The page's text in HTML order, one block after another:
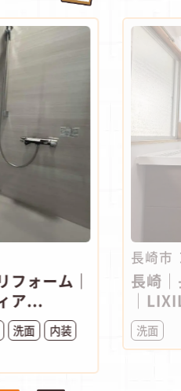
フォーム｜
ア...
洗面
内装
長崎市
長崎
｜
洗面